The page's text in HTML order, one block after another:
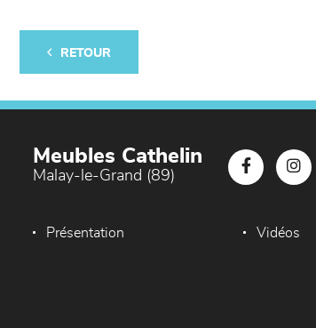
RETOUR
Meubles Cathelin
Malay-le-Grand (89)
Présentation Vidéos